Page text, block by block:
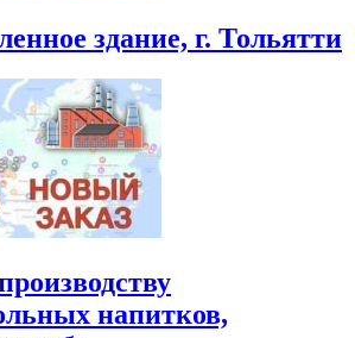
здание, г. Тольятти
напитков,